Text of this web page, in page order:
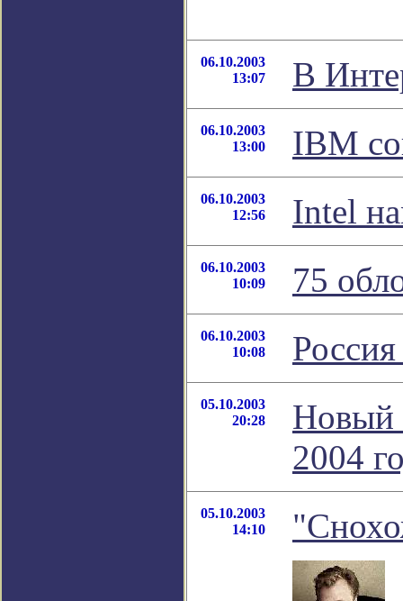
06.10.2003
13:07
В
06.10.2003
13:00
IBM
06.10.2003
12:56
Intel
06.10.2003
10:09
75
06.10.2003
10:08
05.10.2003
20:28
Новый
2004
05.10.2003
14:10